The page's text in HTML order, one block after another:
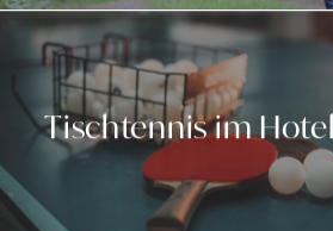
Tischtennis im